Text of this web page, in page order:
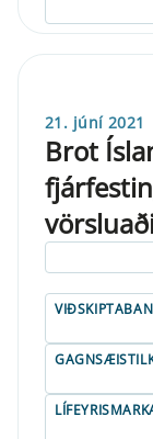
21. júní 2021
Brot